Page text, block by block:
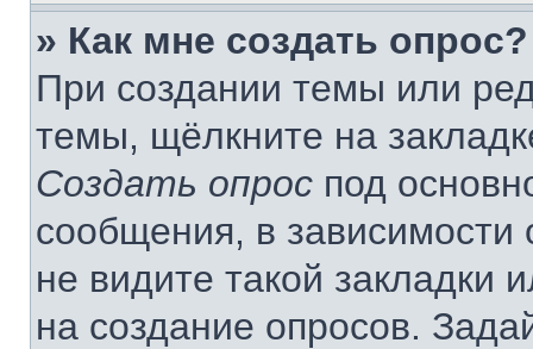
» Как мне создать опрос?
При создании темы или
темы, щёлкните на
Создать опрос под
сообщения, в зависимости
не видите такой
на создание опросов.